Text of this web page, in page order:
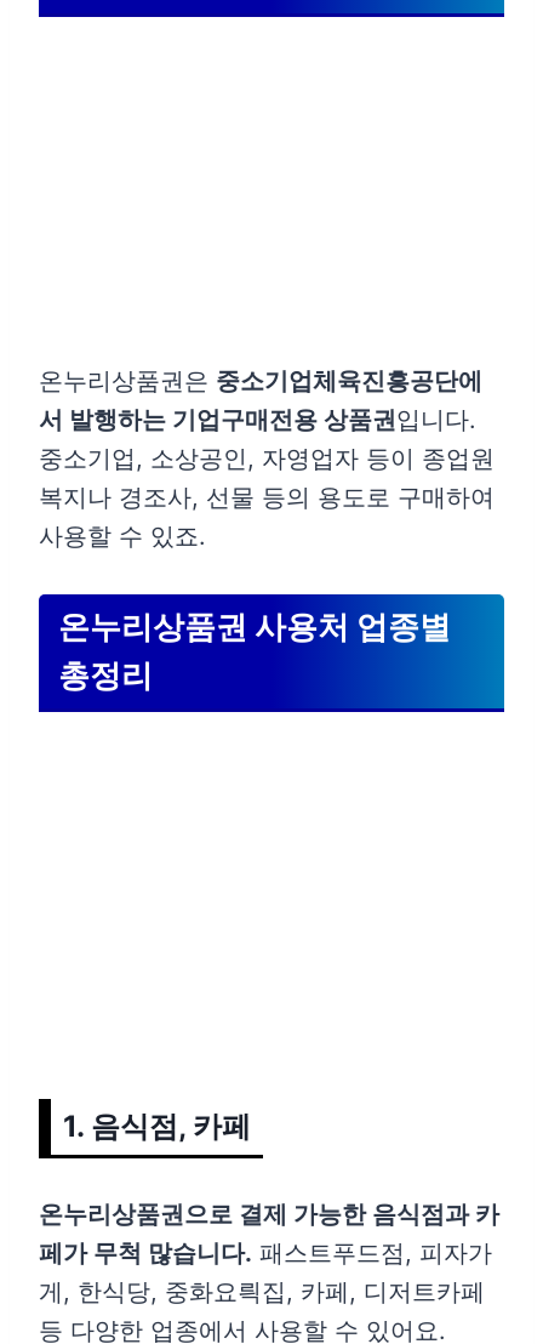
온누리상품권은 중소기업체육진흥공단에
서 발행하는 기업구매전용 상품권입니다.
중소기업, 소상공인, 자영업자 등이 종업원
복지나 경조사, 선물 등의 용도로 구매하여
사용할 수 있죠.
온누리상품권 사용처 업종별
총정리
1. 음식점, 카페
온누리상품권으로 결제 가능한 음식점과 카
페가 무척 많습니다. 패스트푸드점, 피자가
게, 한식당, 중화요릑집, 카페, 디저트카페
등 다양한 업종에서 사용할 수 있어요.